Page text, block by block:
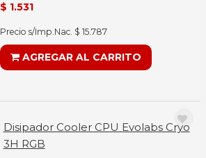
$ 1.531
Precio s/Imp.Nac. $ 15.787
AGREGAR AL CARRITO
Disipador Cooler CPU Evolabs Cryo
3H RGB